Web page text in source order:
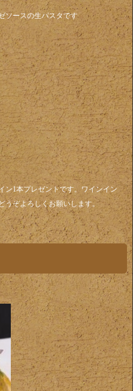
ソースの生パスタです
ン1本プレゼントです。ワインイン
うぞよろしくお願いします。